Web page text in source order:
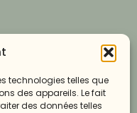
technologies telles que
des appareils. Le fait
des données telles